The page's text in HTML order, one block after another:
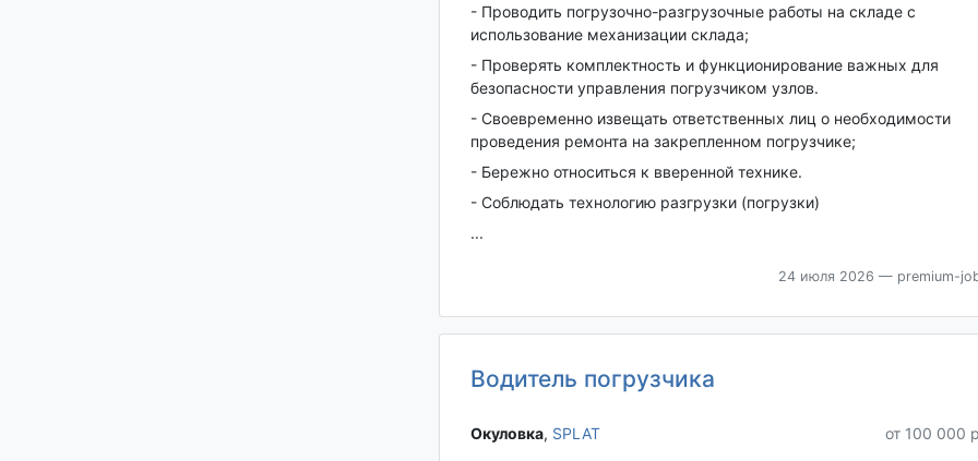
- Проводить погрузочно-разгрузочные работы на складе с
использование механизации склада;
- Проверять комплектность и функционирование важных для
безопасности управления погрузчиком узлов.
- Своевременно извещать ответственных лиц о необходимости
проведения ремонта на закрепленном погрузчике;
- Бережно относиться к вверенной технике.
- Соблюдать технологию разгрузки (погрузки)
...
24 июля 2026 — premium-
Водитель погрузчика
Окуловка‎, SPLAT от 100 000